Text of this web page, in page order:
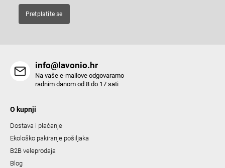
Pretplatite se
info@lavonio.hr
Na vaše e-mailove odgovaramo
radnim danom od 8 do 17 sati
O kupnji
Dostava i plaćanje
Ekološko pakiranje pošiljaka
B2B veleprodaja
Blog